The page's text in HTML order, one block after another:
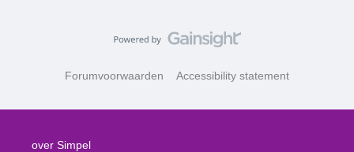
Forumvoorwaarden Accessibility statement
over Simpel